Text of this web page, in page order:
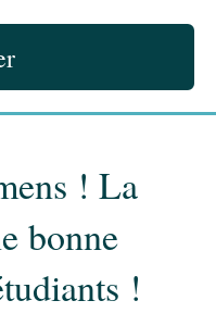
! La
bonne
!